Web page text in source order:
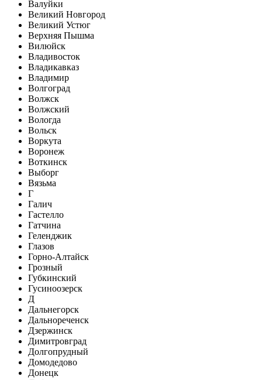
Валуйки
Великий Новгород
Великий Устюг
Верхняя Пышма
Вилюйск
Владивосток
Владикавказ
Владимир
Волгоград
Волжск
Волжский
Вологда
Вольск
Воркута
Воронеж
Воткинск
Выборг
Вязьма
Г
Галич
Гастелло
Гатчина
Геленджик
Глазов
Горно-Алтайск
Грозный
Губкинский
Гусиноозерск
Д
Дальнегорск
Дальнореченск
Дзержинск
Димитровград
Долгопрудный
Домодедово
Донецк